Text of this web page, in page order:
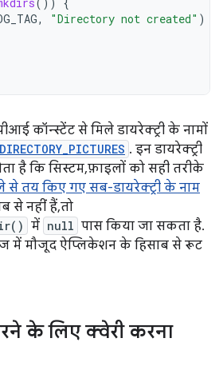
, "Directory not created" )
कॉन्स्टेंट से मिले डायरेक्ट्री के नामों
DIRECTORY_PICTURES . इन डायरेक्ट्री
है कि सिस्टम, फ़ाइलों को सही तरीके
से तय किए गए सब-डायरेक्ट्री के नाम
से नहीं हैं, तो
में null पास किया जा सकता है.
में मौजूद ऐप्लिकेशन के हिसाब से रूट
के लिए क्वेरी करना